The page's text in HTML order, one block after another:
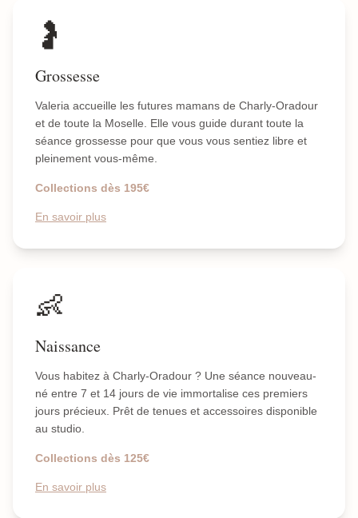
🤰
Grossesse
Valeria accueille les futures mamans de Charly-Oradour
et de toute la Moselle. Elle vous guide durant toute la
séance grossesse pour que vous vous sentiez libre et
pleinement vous-même.
Collections dès 195€
En savoir plus
👶
Naissance
Vous habitez à Charly-Oradour ? Une séance nouveau-
né entre 7 et 14 jours de vie immortalise ces premiers
jours précieux. Prêt de tenues et accessoires disponible
au studio.
Collections dès 125€
En savoir plus